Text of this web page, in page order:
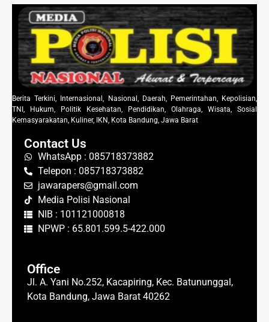
Berita Terkini, Internasional, Nasional, Daerah, Pemerintahan, Kepolisian,
TNI, Hukum, Politik Kesehatan, Pendidikan, Olahraga, Wisata, Sosial
Kemasyarakatan, Kuliner, IKN, Kota Bandung, Jawa Barat
Contact Us
WhatsApp : 085718373882
Telepon : 085718373882
jawarapers@gmail.com
Media Polisi Nasional
NIB : 101121000818
NPWP : 65.801.599.5-422.000
Office
Jl. A. Yani No.252, Kacapiring, Kec. Batununggal,
Kota Bandung, Jawa Barat 40262